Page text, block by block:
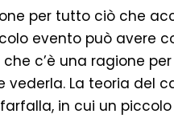
per tutto ciò che
evento può avere
c’è una ragione
La teoria del
in cui un